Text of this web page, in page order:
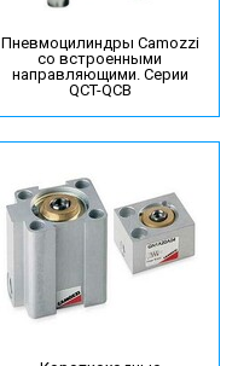
Пневмоцилиндры Camozzi
со встроенными
направляющими. Серии
QCT-QCB